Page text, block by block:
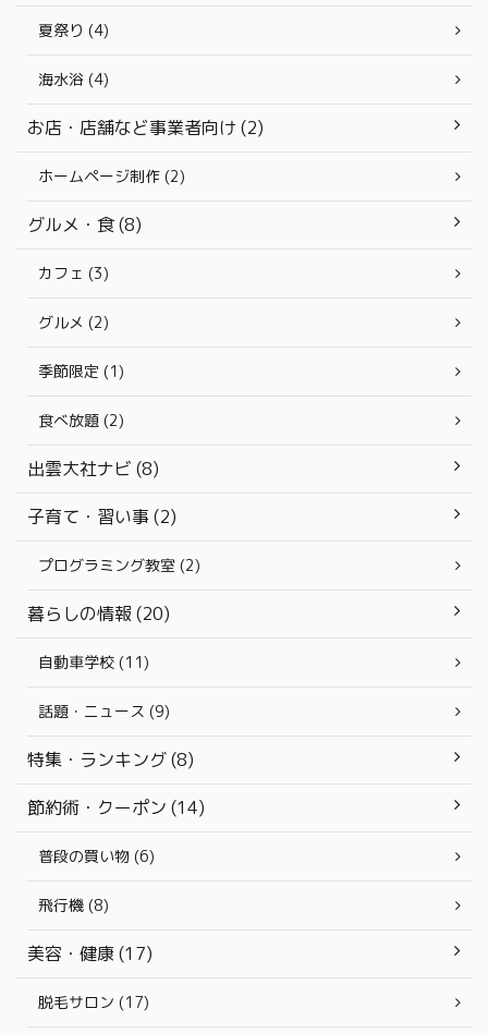
夏祭り (4)
海水浴 (4)
お店・店舗など事業者向け (2)
ホームページ制作 (2)
グルメ・食 (8)
カフェ (3)
グルメ (2)
季節限定 (1)
食べ放題 (2)
出雲大社ナビ (8)
子育て・習い事 (2)
プログラミング教室 (2)
暮らしの情報 (20)
自動車学校 (11)
話題・ニュース (9)
特集・ランキング (8)
節約術・クーポン (14)
普段の買い物 (6)
飛行機 (8)
美容・健康 (17)
脱毛サロン (17)